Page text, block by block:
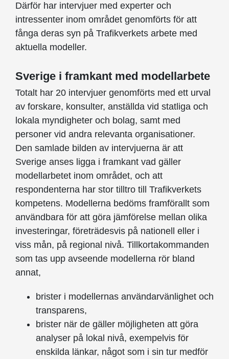
Därför har intervjuer med experter och
intressenter inom området genomförts för att
fånga deras syn på Trafikverkets arbete med
aktuella modeller.
Sverige i framkant med modellarbete
Totalt har 20 intervjuer genomförts med ett urval
av forskare, konsulter, anställda vid statliga och
lokala myndigheter och bolag, samt med
personer vid andra relevanta organisationer.
Den samlade bilden av intervjuerna är att
Sverige anses ligga i framkant vad gäller
modellarbetet inom området, och att
respondenterna har stor tilltro till Trafikverkets
kompetens. Modellerna bedöms framförallt som
användbara för att göra jämförelse mellan olika
investeringar, företrädesvis på nationell eller i
viss mån, på regional nivå. Tillkortakommanden
som tas upp avseende modellerna rör bland
annat,
brister i modellernas användarvänlighet och
transparens,
brister när de gäller möjligheten att göra
analyser på lokal nivå, exempelvis för
enskilda länkar, något som i sin tur medför